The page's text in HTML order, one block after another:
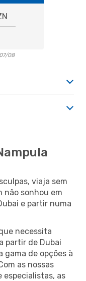
08
viaja sem
não sonhou em
e partir numa
necessita
partir de Dubai
gama de opções à
as nossas
especialistas, as